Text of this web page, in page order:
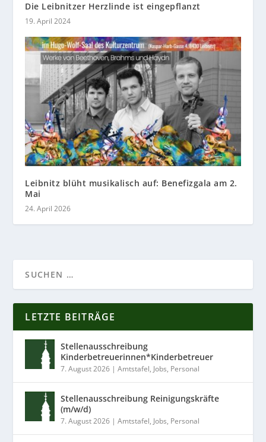
Die Leibnitzer Herzlinde ist eingepflanzt
19. April 2024
Leibnitz blüht musikalisch auf: Benefizgala am 2.
Mai
24. April 2026
LETZTE BEITRÄGE
Stellenausschreibung
Kinderbetreuerinnen*Kinderbetreuer
7. August 2026 |Amtstafel, Jobs, Personal
Stellenausschreibung Reinigungskräfte
(m/w/d)
7. August 2026 |Amtstafel, Jobs, Personal